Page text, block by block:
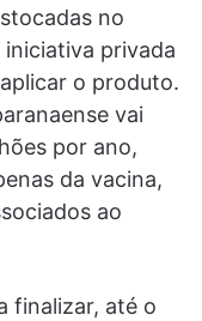
no
iniciativa privada
o produto.
vai
por ano,
da vacina,
ao
finalizar, até o